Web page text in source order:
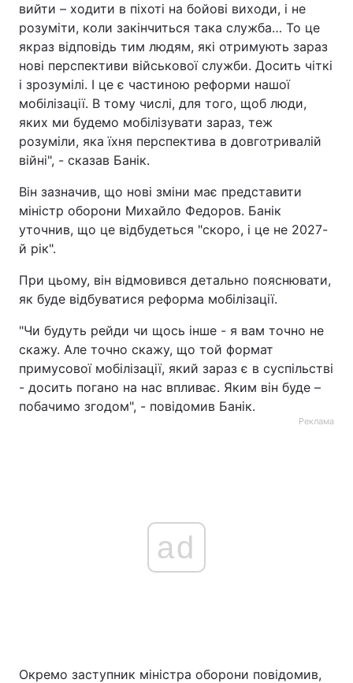
вийти – ходити в піхоті на бойові виходи, і не
розуміти, коли закінчиться така служба… То це
якраз відповідь тим людям, які отримують зараз
нові перспективи військової служби. Досить чіткі
і зрозумілі. І це є частиною реформи нашої
мобілізації. В тому числі, для того, щоб люди,
яких ми будемо мобілізувати зараз, теж
розуміли, яка їхня перспектива в довготривалій
війні", - сказав Банік.
Він зазначив, що нові зміни має представити
міністр оборони Михайло Федоров. Банік
уточнив, що це відбудеться "скоро, і це не 2027-
й рік".
При цьому, він відмовився детально пояснювати,
як буде відбуватися реформа мобілізації.
"Чи будуть рейди чи щось інше - я вам точно не
скажу. Але точно скажу, що той формат
примусової мобілізації, який зараз є в суспільстві
- досить погано на нас впливає. Яким він буде –
побачимо згодом", - повідомив Банік.
Реклама
ad
Окремо заступник міністра оборони повідомив,